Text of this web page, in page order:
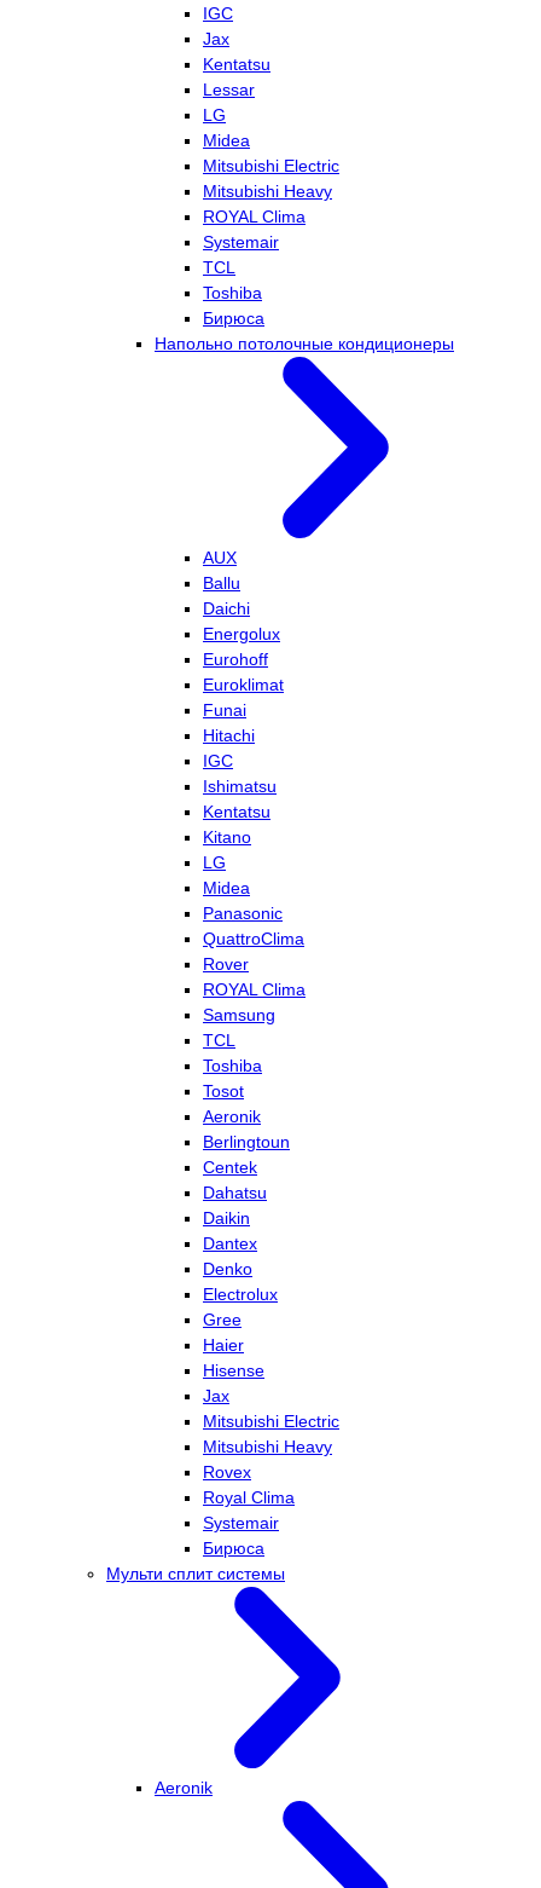
IGC
Jax
Kentatsu
Lessar
LG
Midea
Mitsubishi Electric
Mitsubishi Heavy
ROYAL Clima
Systemair
TCL
Toshiba
Бирюса
Напольно потолочные кондиционеры
AUX
Ballu
Daichi
Energolux
Eurohoff
Euroklimat
Funai
Hitachi
IGC
Ishimatsu
Kentatsu
Kitano
LG
Midea
Panasonic
QuattroClima
Rover
ROYAL Clima
Samsung
TCL
Toshiba
Tosot
Aeronik
Berlingtoun
Centek
Dahatsu
Daikin
Dantex
Denko
Electrolux
Gree
Haier
Hisense
Jax
Mitsubishi Electric
Mitsubishi Heavy
Rovex
Royal Clima
Systemair
Бирюса
Мульти сплит системы
Aeronik